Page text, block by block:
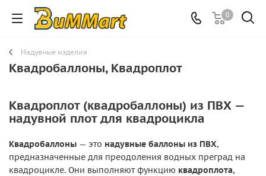
0
Надувные изделия
Квадробаллоны, Квадроплот
Квадроплот (квадробаллоны) из ПВХ —
надувной плот для квадроцикла
Квадробаллоны — это надувные баллоны из ПВХ,
предназначенные для преодоления водных преград на
квадроцикле. Они выполняют функцию квадроплота,